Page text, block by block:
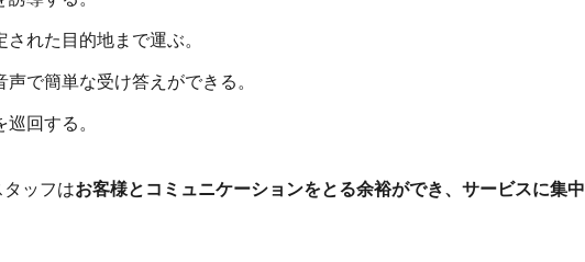
れた目的地まで運ぶ。
で簡単な受け答えができる。
回する。
ッフはお客様とコミュニケーションをとる余裕ができ、サービスに集中